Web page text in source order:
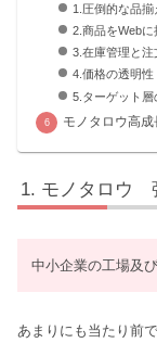
1.圧倒的な品
2.商品をWeb
3.在庫管理と
4.価格の透明性
5.ターゲット層
モノタロウ高
モノタロウ
中小企業の工場及
あまりにも当たり前